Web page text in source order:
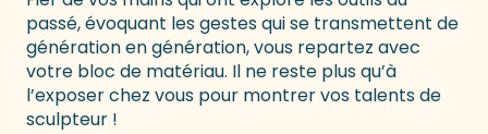
passé, évoquant les gestes qui se transmettent de
génération en génération, vous repartez avec
votre bloc de matériau. Il ne reste plus qu’à
l’exposer chez vous pour montrer vos talents de
sculpteur !